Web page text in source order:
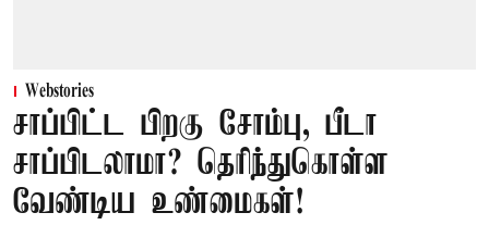
Webstories
சாப்பிட்ட பிறகு சோம்பு, பீடா
சாப்பிடலாமா? தெரிந்துகொள்ள
வேண்டிய உண்மைகள்!